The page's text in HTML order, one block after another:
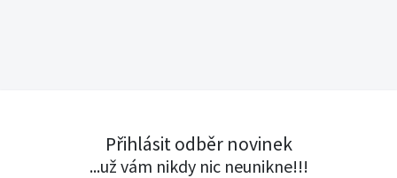
Přihlásit odběr novinek
...už vám nikdy nic neunikne!!!